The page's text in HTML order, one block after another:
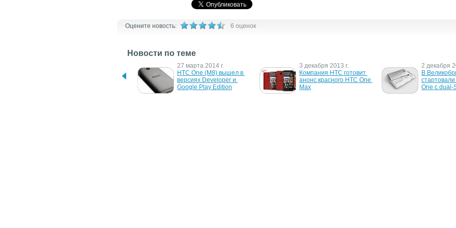
Оцените новость: 6 оценок
Новости по теме
Смартфон HTC One M10 –
27 марта 2014 г.
HTC One (M8) вышел в
версиях Developer и
Google Play Edition
3 декабря 2013 г.
Компания HTC готовит
анонс красного HTC One
Max
2 декабря
В
One с dual-